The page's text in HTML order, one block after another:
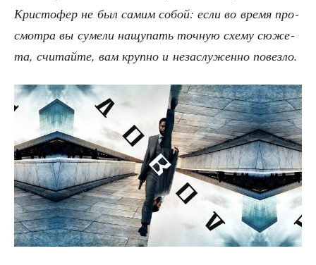
Кри­сто­фер не был самим собой: если во вре­мя про­
смот­ра вы суме­ли нащу­пать точ­ную схе­му сюже­
та, счи­тай­те, вам круп­но и неза­слу­жен­но повезло.